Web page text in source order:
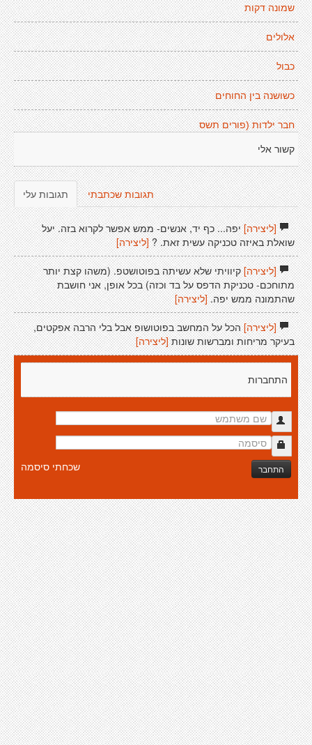
שמונה דקות
אלולים
כבול
כשושנה בין החוחים
חבר ילדות (פורים תשס
קשור אלי
תגובות עלי תגובות שכתבתי
[ליצירה]יפה... כף יד, אנשים- ממש אפשר לקרוא בזה. יעל
שואלת באיזה טכניקה עשית זאת. ? [ליצירה]
[ליצירה]קיוויתי שלא עשיתה בפוטושטפ. (משהו קצת יותר
מתוחכם- טכניקת הדפס על בד וכזה) בכל אופן, אני חושבת
שהתמונה ממש יפה. [ליצירה]
[ליצירה]הכל על המחשב בפוטושופ אבל בלי הרבה אפקטים,
בעיקר מריחות ומברשות שונות[ליצירה]
התחברות
התחבר שכחתי סיסמה